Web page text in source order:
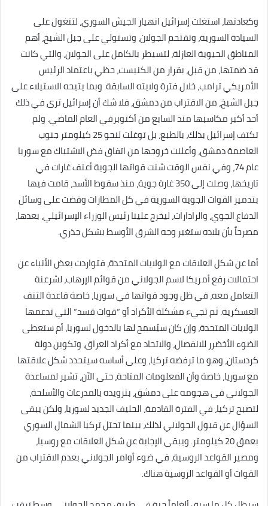
وكعادتها، استغلت إسرائيل انهيار الجيش السوري، لتتغول على
السيادة السورية، وتقتحم الجولان، وتستولي على جبل الشيخ، أهم
المناطق الحيوية العازلة، لتسيطر بالكامل على الجولان، والتي كانت
قد ضمتها، من قبل، بقرار من الكنيست، حظي باعتماد الرئيس
الأمريكي ترامب، خلال فترة ولايته السابقة. وبما يتيحه الاستيلاء على
جبل الشيخ، من الاقتراب من دمشق، فلا شك أن إسرائيل ترى في ذلك
أحد أكبر مكاسبها منذ السابع من أكتوبرفي العام الماضي. ولم
تكتف إسرائيل بذلك، بالطبع، بل توغلت لنحو 25 كيلومتر جنوب
العاصمة دمشق، وأعلنت خروجها من اتفاق فض الاشتباك مع سوريا
عام 74، وفي نفس الوقت شنت قواتها الجوية أعنف غارات في
تاريخها، وصلت إلى 350 غارة جوية، منذ سقوط الأسد، قامت فيها
بتدمير القوات الجوية السورية في كل المطارات وقضت على وسائل
الدفاع الجوي، والرادارات، ليخرج علينا رئيس الوزراء الإسرائيلي، بعدها،
مصرحاً بأن بلاده ستغير وجه الشرق الأوسط بشكل جذري.
أما عن شكل العلاقات مع الولايات المتحدة، فتواردت بعض الأنباء عن
احتمالات رفع أمريكا لاسم الجولاني من قوائم الإرهاب، لشرعنة
التعامل معه، في ظل وجود قواتها في سوريا، خاصة قاعدة التنف
العسكرية. ثم تجيء مشكلة الأكراد أو “قوات قسد” التي تدعمها
الولايات المتحدة، وإن كان سيُسمح لها بالدخول لسوريا، أم ستعطى
الضوء الأخضرر للانفصال، والاتحاد مع أكراد العراق، وتكوين دولة
كردستان، وهو ما ترفضه تركيا، وعلى أساسه سيتحدد شكل علاقتها
مع سوريا، خاصة وأن المعلومات المتاحة، حتى الآن، تشير لمساعدة
الجولاني في هجومه على دمشق، بتزويده بالمدرعات والأسلحة،
لتصبح تركيا، في الفترة القادمة، الحليف الجديد لسوريا، ولكن يبقى
السؤال عن قبول الجولاني لذلك، بينما تحتل تركيا الشمال السوري
بعمق 20 كيلومتر. ويبقى الإجابة عن شكل العلاقات مع روسيا،
ومصير القواعد الروسية، في ضوء أوامر الجولاني بعدم الاقتراب من
القوات أو القواعد الروسية هناك.